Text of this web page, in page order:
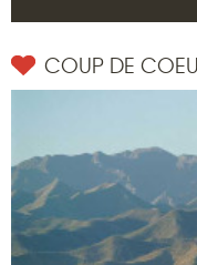
COUP DE